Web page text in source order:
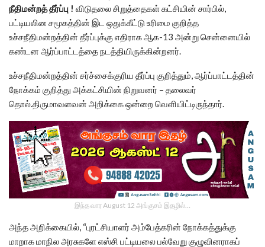
நீதிமன்றத் தீர்ப்பு ! விடுதலை சிறுத்தைகள் கட்சியின் சார்பில்,
பட்டியலின சமூகத்தின் இட ஒதுக்கீட்டு உரிமை குறித்த
உச்சநீதிமன்றத்தின் தீர்ப்புக்கு எதிராக ஆக-13 அன்று சென்னையில்
கண்டன ஆர்ப்பாட்டத்தை நடத்தியிருக்கின்றனர்.
உச்சநீதிமன்றத்தின் சர்ச்சைக்குரிய தீர்ப்பு குறித்தும், ஆர்ப்பாட்டத்தின்
நோக்கம் குறித்து அக்கட்சியின் நிறுவனர் – தலைவர்
தொல்.திருமாவளவன் அறிக்கை ஒன்றை வெளியிட்டிருந்தார்.
இந்த வார August 12 அங்குசம் இதழில்…
அந்த அறிக்கையில், “புரட்சியாளர் அம்பேத்கரின் நோக்கத்துக்கு
மாறாக மாநில அரசுகளே எஸ்சி பட்டியலை பல்வேறு குழுவினராகப்